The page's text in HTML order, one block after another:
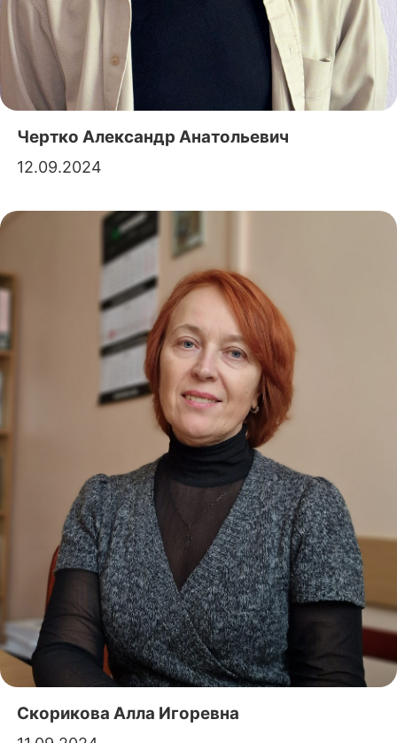
Чертко Александр Анатольевич
12.09.2024
Скорикова Алла Игоревна